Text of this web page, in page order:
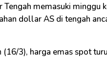
memasuki minggu
dollar AS di tengah
3), harga emas spot